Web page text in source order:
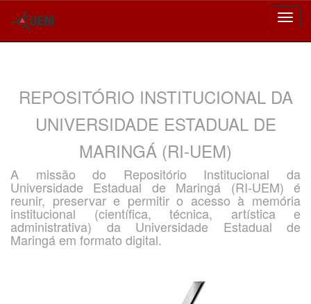
REPOSITÓRIO INSTITUCIONAL DA
UNIVERSIDADE ESTADUAL DE
MARINGÁ (RI-UEM)
A missão do Repositório Institucional da
Universidade Estadual de Maringá (RI-UEM) é
reunir, preservar e permitir o acesso à memória
institucional (científica, técnica, artística e
administrativa) da Universidade Estadual de
Maringá em formato digital.